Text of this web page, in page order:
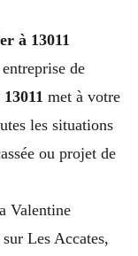
à 13011
de
met à votre
les situations
ou projet de
Valentine
Les Accates,